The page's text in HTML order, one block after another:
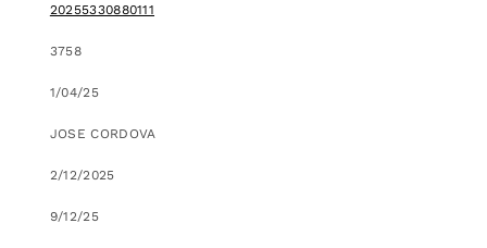
20255330880111
3758
1/04/25
JOSE CORDOVA
2/12/2025
9/12/25